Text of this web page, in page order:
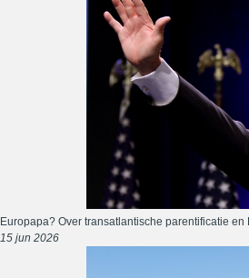
Europapa? Over transatlantische parentificatie en
15 jun 2026